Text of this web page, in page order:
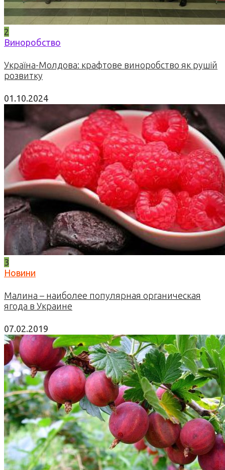
2
Виноробство
Україна-Молдова: крафтове виноробство як рушій
розвитку
01.10.2024
3
Новини
Малина – наиболее популярная органическая
ягода в Украине
07.02.2019